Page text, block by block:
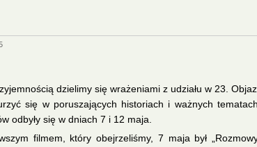
dzielimy się wrażeniami z udziału w 23.
się w poruszających historiach i ważnych
odbyły się w dniach 7 i 12 maja.
filmem, który obejrzeliśmy, 7 maja był